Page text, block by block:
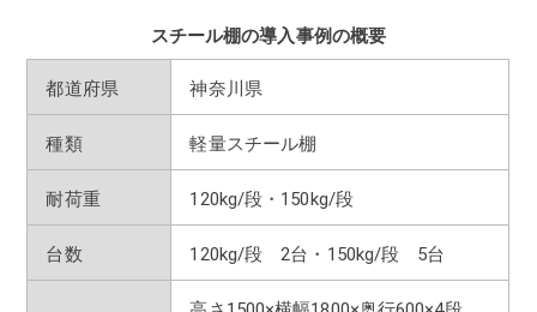
スチール棚の導入事例の概要
都道府県 神奈川県
種類 軽量スチール棚
耐荷重 120kg/段・150kg/段
台数 120kg/段 2台・150kg/段 5台